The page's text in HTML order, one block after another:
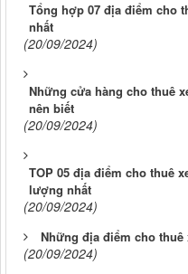
Tổng hợp 07 địa điểm cho
nhất
(20/09/2024)
Những cửa hàng cho thuê
nên biết
(20/09/2024)
TOP 05 địa điểm cho thuê
lượng nhất
(20/09/2024)
Những địa điểm cho
(20/09/2024)